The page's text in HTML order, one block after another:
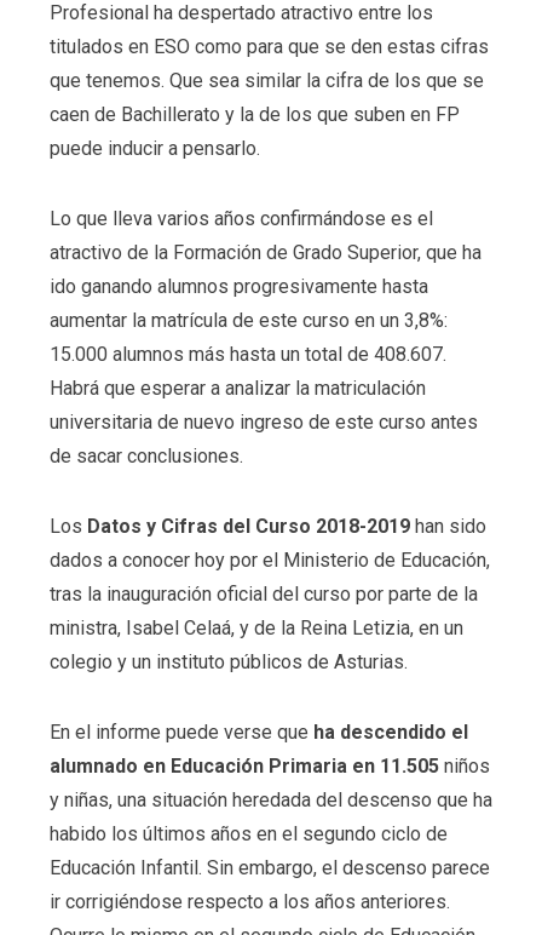
Profesional ha despertado atractivo entre los
titulados en ESO como para que se den estas cifras
que tenemos. Que sea similar la cifra de los que se
caen de Bachillerato y la de los que suben en FP
puede inducir a pensarlo.
Lo que lleva varios años confirmándose es el
atractivo de la Formación de Grado Superior, que ha
ido ganando alumnos progresivamente hasta
aumentar la matrícula de este curso en un 3,8%:
15.000 alumnos más hasta un total de 408.607.
Habrá que esperar a analizar la matriculación
universitaria de nuevo ingreso de este curso antes
de sacar conclusiones.
Los Datos y Cifras del Curso 2018-2019han sido
dados a conocer hoy por el Ministerio de Educación,
tras la inauguración oficial del curso por parte de la
ministra, Isabel Celaá, y de la Reina Letizia, en un
colegio y un instituto públicos de Asturias.
En el informe puede verse que ha descendido el
alumnado en Educación Primaria en 11.505niños
y niñas, una situación heredada del descenso que ha
habido los últimos años en el segundo ciclo de
Educación Infantil. Sin embargo, el descenso parece
ir corrigiéndose respecto a los años anteriores.